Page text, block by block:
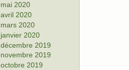
mai 2020
avril 2020
mars 2020
janvier 2020
décembre 2019
novembre 2019
octobre 2019